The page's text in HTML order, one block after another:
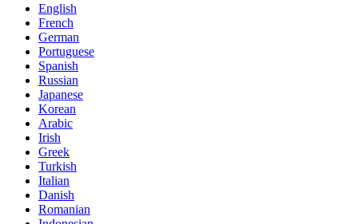
English
French
German
Portuguese
Spanish
Russian
Japanese
Korean
Arabic
Irish
Greek
Turkish
Italian
Danish
Romanian